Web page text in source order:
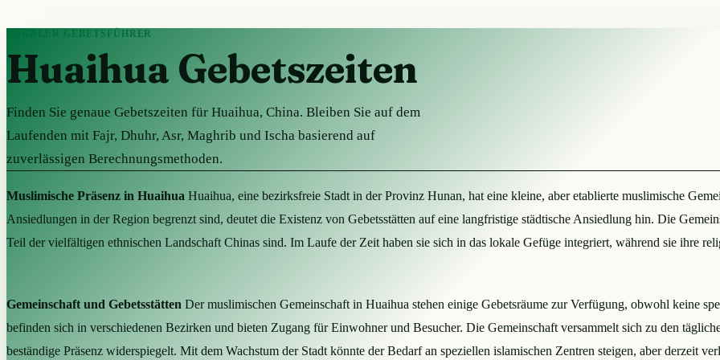
LOKALER GEBETSFÜHRER
Huaihua Gebetszeiten
Finden Sie genaue Gebetszeiten für Huaihua, China. Bleiben Sie auf dem
Laufenden mit Fajr, Dhuhr, Asr, Maghrib und Ischa basierend auf
zuverlässigen Berechnungsmethoden.
Muslimische Präsenz in Huaihua Huaihua, eine bezirksfreie Stadt in der Provinz Hunan, hat eine kleine, aber etablierte muslimische
Ansiedlungen in der Region begrenzt sind, deutet die Existenz von Gebetsstätten auf eine langfristige städtische Ansiedlung hin. Die
Teil der vielfältigen ethnischen Landschaft Chinas sind. Im Laufe der Zeit haben sie sich in das lokale Gefüge integriert, während sie ihre
Gemeinschaft und Gebetsstätten Der muslimischen Gemeinschaft in Huaihua stehen einige Gebetsräume zur Verfügung, obwohl keine
befinden sich in verschiedenen Bezirken und bieten Zugang für Einwohner und Besucher. Die Gemeinschaft versammelt sich zu den
beständige Präsenz widerspiegelt. Mit dem Wachstum der Stadt könnte der Bedarf an speziellen islamischen Zentren steigen, aber derzeit